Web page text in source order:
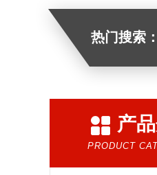
热门搜索：
产
PRODUCT